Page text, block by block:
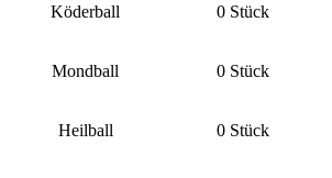
Köderball 0 Stück
Mondball 0 Stück
Heilball 0 Stück